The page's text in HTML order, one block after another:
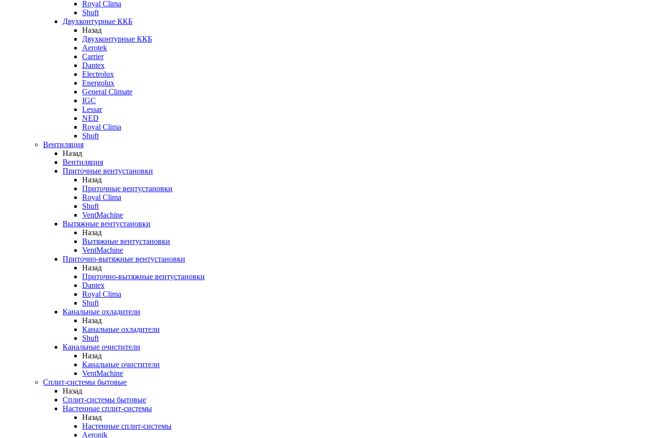
Royal Clima
Shuft
Двухконтурные ККБ
Назад
Двухконтурные ККБ
Aerotek
Carrier
Dantex
Electrolux
Energolux
General Climate
IGC
Lessar
NED
Royal Clima
Shuft
Вентиляция
Назад
Вентиляция
Приточные вентустановки
Назад
Приточные вентустановки
Royal Clima
Shuft
VentMachine
Вытяжные вентустановки
Назад
Вытяжные вентустановки
VentMachine
Приточно-вытяжные вентустановки
Назад
Приточно-вытяжные вентустановки
Dantex
Royal Clima
Shuft
Канальные охладители
Назад
Канальные охладители
Shuft
Канальные очистители
Назад
Канальные очистители
VentMachine
Сплит-системы бытовые
Назад
Сплит-системы бытовые
Настенные сплит-системы
Назад
Настенные сплит-системы
Aeronik